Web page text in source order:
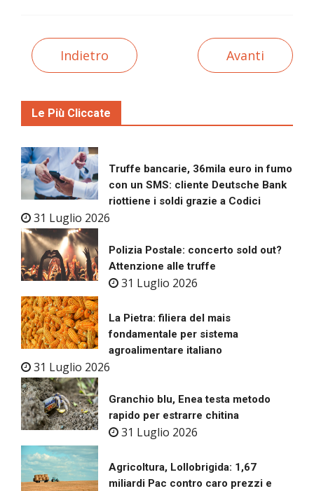
Indietro Avanti
Le Più Cliccate
Truffe bancarie, 36mila euro in fumo
con un SMS: cliente Deutsche Bank
riottiene i soldi grazie a Codici
31 Luglio 2026
Polizia Postale: concerto sold out?
Attenzione alle truffe
31 Luglio 2026
La Pietra: filiera del mais
fondamentale per sistema
agroalimentare italiano
31 Luglio 2026
Granchio blu, Enea testa metodo
rapido per estrarre chitina
31 Luglio 2026
Agricoltura, Lollobrigida: 1,67
miliardi Pac contro caro prezzi e